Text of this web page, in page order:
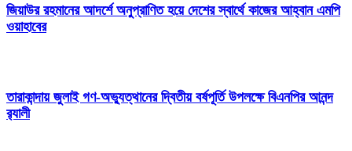
জিয়াউর রহমানের আদর্শে অনুপ্রাণিত হয়ে দেশের স্বার্থে কাজের আহ্বান এমপি
ওয়াহাবের
তারাকান্দায় জুলাই গণ-অভ্যুত্থানের দ্বিতীয় বর্ষপূর্তি উপলক্ষে বিএনপির আনন্দ
র‍্যালী